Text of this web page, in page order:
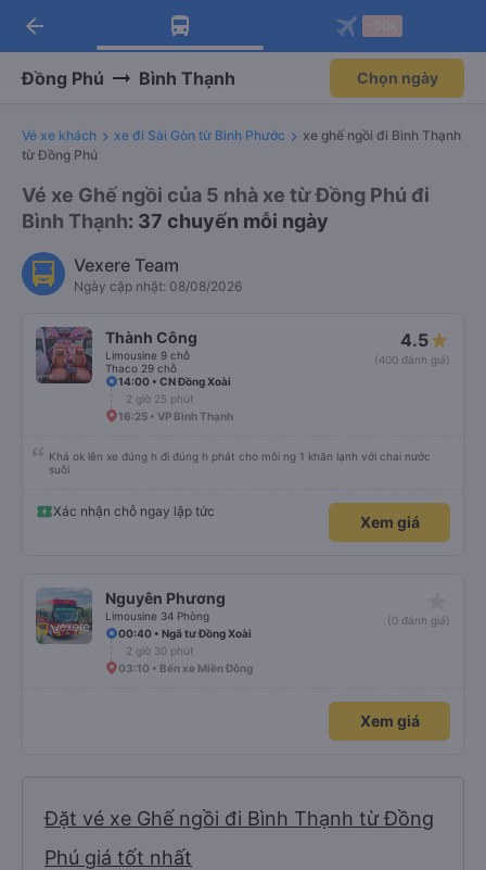
Tải app Vexere ngay!
Nhận ưu đãi thành viên độc
Mở app
Tải app Vexere
-30k/ghế khi đặt vé máy bay qua
Mở app
arrow_back
Đồng Phú Bình Thạnh Chọn ngày
Vé xe khách xe đi Sài Gòn từ Bình Phước
xe ghế ngồi đi Bình Thạnh
từ Đồng Phú
Vé xe Ghế ngồi của 5 nhà xe từ Đồng Phú đi
Bình Thạnh: 37 chuyến mỗi ngày
Vexere Team
Ngày cập nhật: 08/08/2026
Thành Công
Limousine 9 chỗ
Thaco 29 chỗ
4.5
(400 đánh giá)
14:00 • CN Đồng Xoài
2 giờ 25 phút
16:25 • VP Bình Thạnh
Khá ok lên xe đúng h đi đúng h phát cho mỗi ng 1 khăn lạnh với chai nước
suôi
Xác nhận chỗ ngay lập tức
Xem giá
Nguyên Phương
Limousine 34 Phòng
(0 đánh giá)
00:40 • Ngã tư Đồng Xoài
2 giờ 30 phút
03:10 • Bến xe Miền Đông
Xem giá
Đặt vé xe Ghế ngồi đi Bình Thạnh từ Đồng
Phú giá tốt nhất